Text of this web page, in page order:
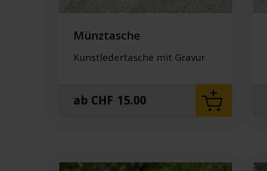
Münztasche
Kunstledertasche mit Gravur
ab CHF 15.00